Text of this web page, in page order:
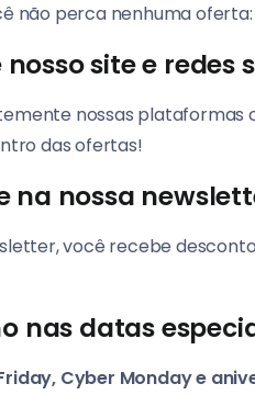
não perca nenhuma oferta:
site e redes
nossas plataformas
das ofertas!
na nossa
você recebe
nas datas
Cyber Monday e